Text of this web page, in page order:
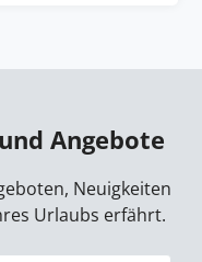
Angebote
Neuigkeiten
Urlaubs erfährt.